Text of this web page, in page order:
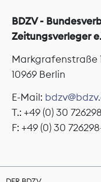
BDZV -
Zeitungsverleger
Markgrafenstraße
10969 Berlin
E-Mail:
T.: +49 (0) 30
F: +49 (0) 30